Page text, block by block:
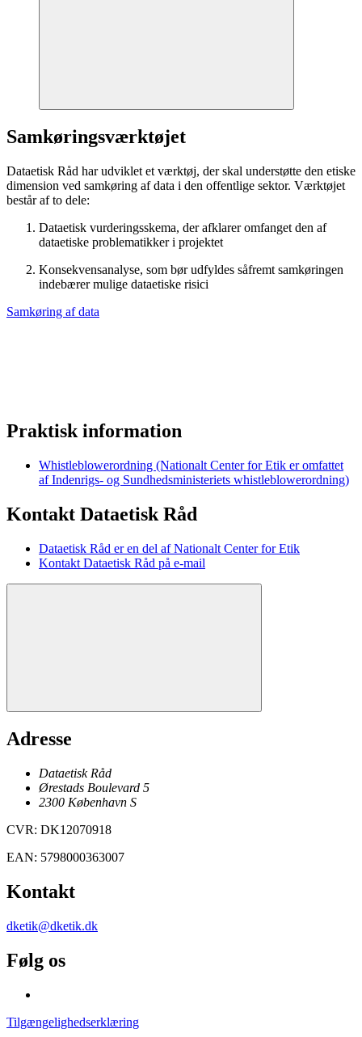
Samkøringsværktøjet
Dataetisk Råd har udviklet et værktøj, der skal understøtte den etiske
dimension ved samkøring af data i den offentlige sektor. Værktøjet
består af to dele:
Dataetisk vurderingsskema, der afklarer omfanget den af
dataetiske problematikker i projektet
Konsekvensanalyse, som bør udfyldes såfremt samkøringen
indebærer mulige dataetiske risici
Samkøring af data
Praktisk information
Whistleblowerordning (Nationalt Center for Etik er omfattet
af Indenrigs- og Sundhedsministeriets whistleblowerordning)
Kontakt Dataetisk Råd
Dataetisk Råd er en del af Nationalt Center for Etik
Kontakt Dataetisk Råd på e-mail
Adresse
Dataetisk Råd
Ørestads Boulevard 5
2300 København S
CVR: DK12070918
EAN: 5798000363007
Kontakt
dketik@dketik.dk
Følg os
Tilgængelighedserklæring